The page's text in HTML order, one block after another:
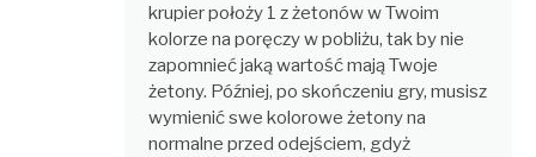
krupier położy 1 z żetonów w Twoim
kolorze na poręczy w pobliżu, tak by nie
zapomnieć jaką wartość mają Twoje
żetony. Później, po skończeniu gry, musisz
wymienić swe kolorowe żetony na
normalne przed odejściem, gdyż